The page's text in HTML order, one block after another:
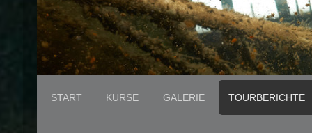
START KURSE GALERIE TOURBERICHTE